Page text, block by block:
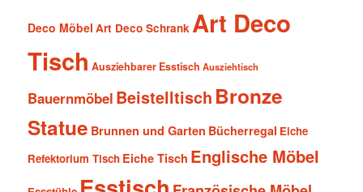
Deco Möbel Art Deco Schrank Art Deco
Tisch Ausziehbarer Esstisch Ausziehtisch
Bauernmöbel Beistelltisch Bronze
Statue Brunnen und Garten Bücherregal Eiche
Refektorium Tisch Eiche Tisch Englische Möbel